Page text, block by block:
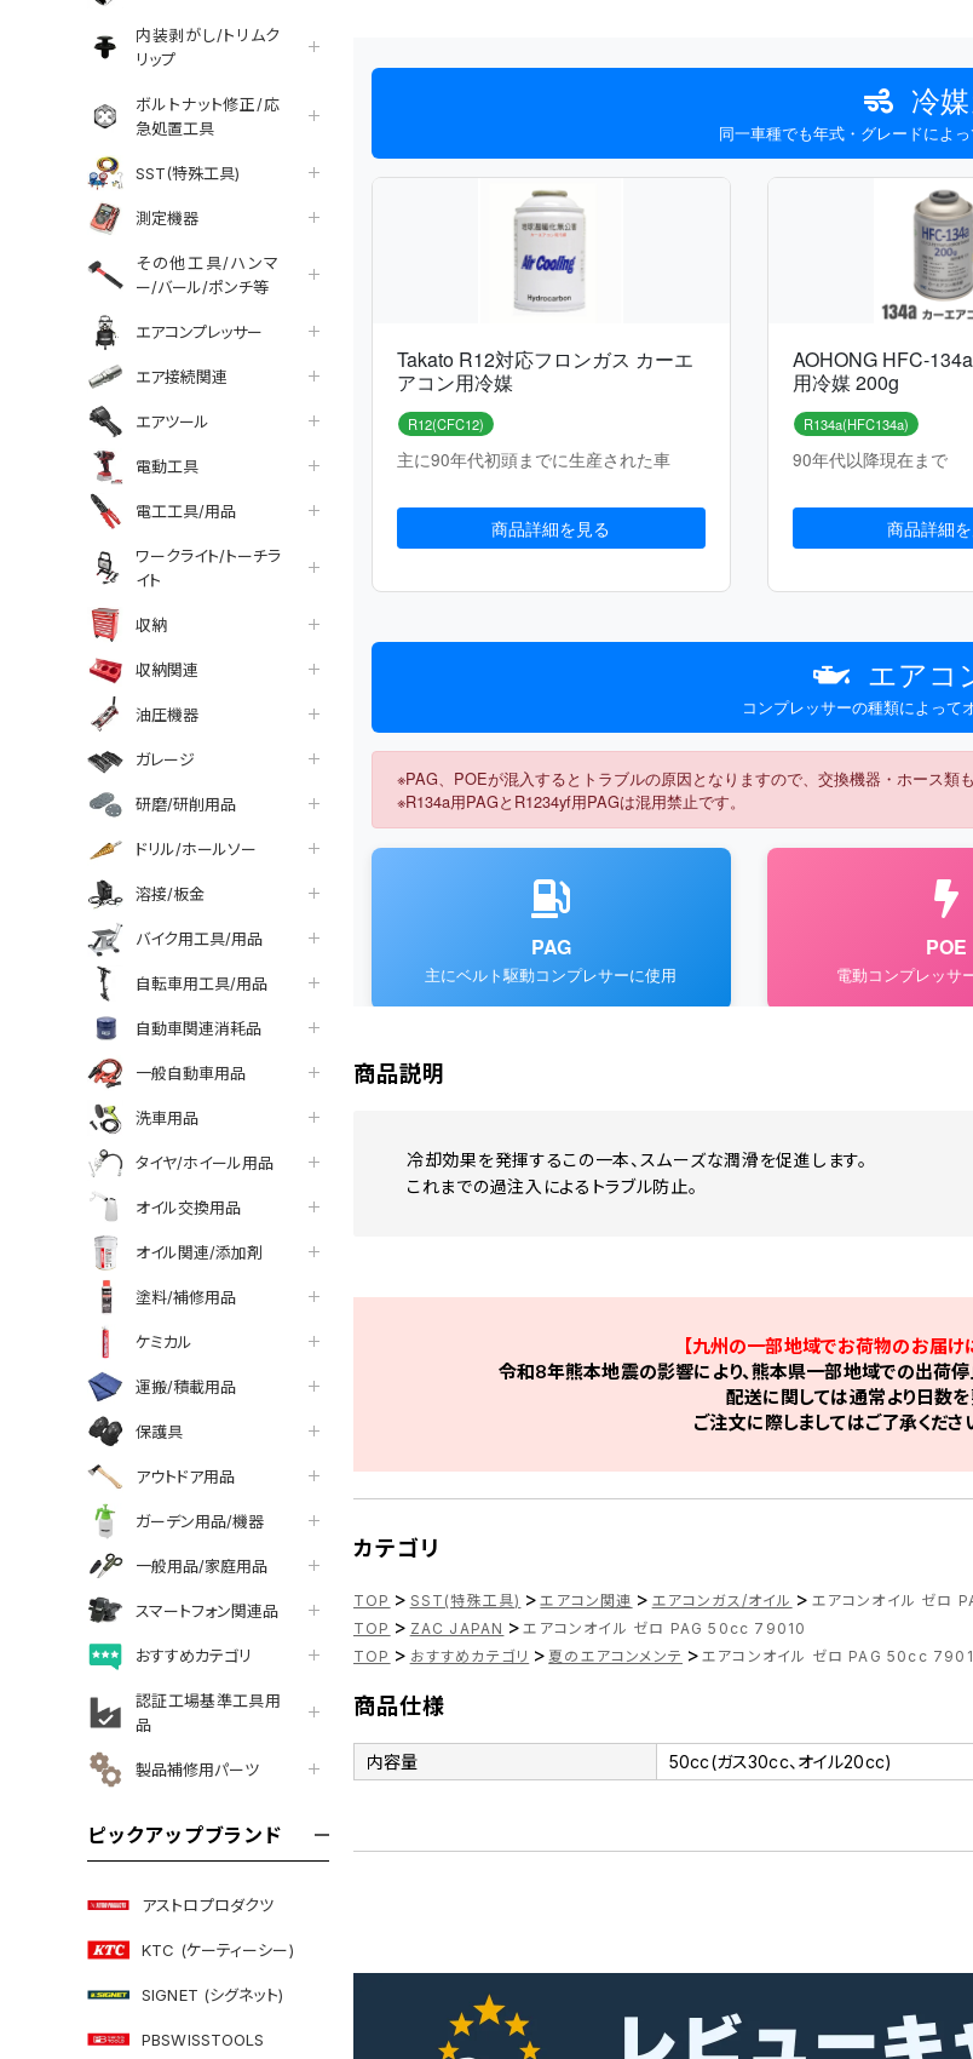
内装剥がし/トリムク
リップ
ボルトナット修正/応
急処置工具
SST(特殊工具)
測定機器
その他工具/ハンマ
ー/バール/ポンチ等
エアコンプレッサー
エア接続関連
エアツール
電動工具
電工工具/用品
ワークライト/トーチラ
イト
収納
収納関連
油圧機器
ガレージ
研磨/研削用品
ドリル/ホールソー
溶接/板金
バイク用工具/用品
自転車用工具/用品
自動車関連消耗品
一般自動車用品
洗車用品
タイヤ/ホイール用品
オイル交換用品
オイル関連/添加剤
塗料/補修用品
ケミカル
運搬/積載用品
保護具
アウトドア用品
ガーデン用品/機器
一般用品/家庭用品
スマートフォン関連品
おすすめカテゴリ
認証工場基準工具用
品
製品補修用パーツ
ピックアップブランド
アストロプロダクツ
KTC (ケーティーシー)
SIGNET (シグネット)
PBSWISSTOOLS
商品説明
冷却効果を発揮するこの一本、スムーズな潤滑を促進します。
これまでの過注入によるトラブル防止。
【九州の一部地域でお荷物のお届け
令和8年熊本地震の影響により、熊本県一部地域での出荷停
配送に関しては通常より日数を
ご注文に際しましてはご了承くださ
カテゴリ
TOP > SST(特殊工具) > エアコン関連 > エアコンガス/オイル > エアコンオイル ゼロ
TOP > ZAC JAPAN > エアコンオイル ゼロ PAG 50cc 79010
TOP > おすすめカテゴリ > 夏のエアコンメンテ > エアコンオイル ゼロ PAG 50cc
商品仕様
内容量 50cc(ガス30cc、オイル20cc)